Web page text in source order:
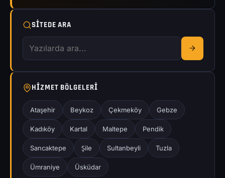
SITEDE ARA
HIZMET BÖLGELERI
Ataşehir Beykoz Çekmeköy Gebze
Kadıköy Kartal Maltepe Pendik
Sancaktepe Şile Sultanbeyli Tuzla
Ümraniye Üsküdar